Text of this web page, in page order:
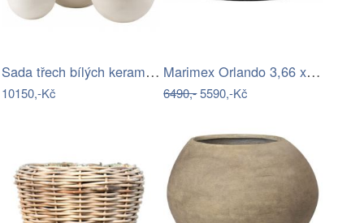
Sada třech bílých keramických květináčů…
10150,-Kč
Marimex Orlando 3,66 x 0,91 m 10340197
6490,-5590,-Kč